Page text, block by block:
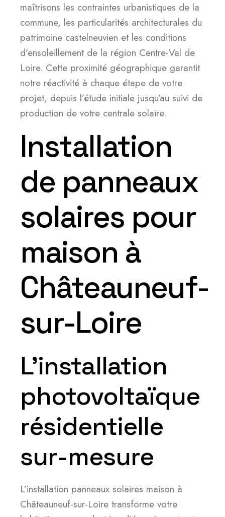
maîtrisons les contraintes urbanistiques de la
commune, les particularités architecturales du
patrimoine castelneuvien et les conditions
d’ensoleillement de la région Centre-Val de
Loire. Cette proximité géographique garantit
notre réactivité à chaque étape de votre
projet, depuis l’étude initiale jusqu’au suivi de
production de votre centrale solaire.
Installation
de panneaux
solaires pour
maison à
Châteauneuf-
sur-Loire
L’installation
photovoltaïque
résidentielle
sur-mesure
L’installation panneaux solaires maison à
Châteauneuf-sur-Loire transforme votre